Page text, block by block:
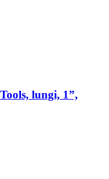
lungi, 1”,